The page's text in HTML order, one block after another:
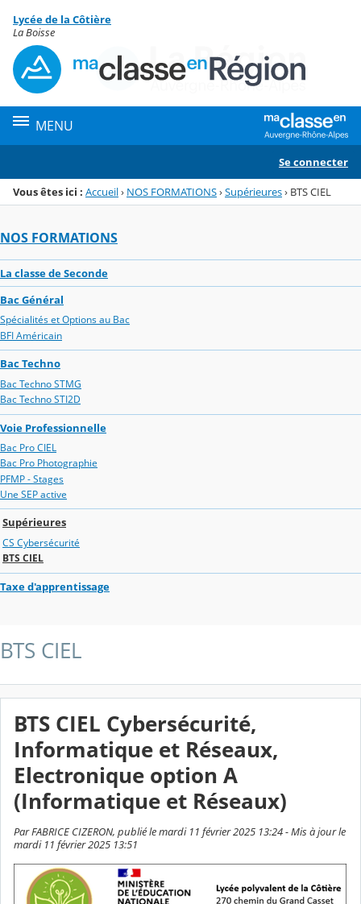
Menu de la rubrique
Contenu
Lycée de la Côtière
La Boisse
MENU
Se connecter
Vous êtes ici : Accueil› NOS FORMATIONS›Supérieures› BTS CIEL
NOS FORMATIONS
La classe de Seconde
Bac Général
Spécialités et Options au Bac
BFI Américain
Bac Techno
Bac Techno STMG
Bac Techno STI2D
Voie Professionnelle
Bac Pro CIEL
Bac Pro Photographie
PFMP - Stages
Une SEP active
Supérieures
CS Cybersécurité
BTS CIEL
Taxe d'apprentissage
BTS CIEL
BTS CIEL Cybersécurité,
Informatique et Réseaux,
Electronique option A
(Informatique et Réseaux)
Par FABRICE CIZERON, publié le mardi 11 février 2025 13:24 - Mis à jour le
mardi 11 février 2025 13:51